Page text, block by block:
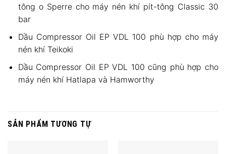
tông o Sperre cho máy nén khí pít-tông Classic 30
bar
Dầu Compressor Oil EP VDL 100 phù hợp cho máy
nén khí Teikoki
Dầu Compressor Oil EP VDL 100 cũng phù hợp cho
máy nén khí Hatlapa và Hamworthy
SẢN PHẨM TƯƠNG TỰ